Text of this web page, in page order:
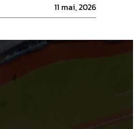
11 mai, 2026